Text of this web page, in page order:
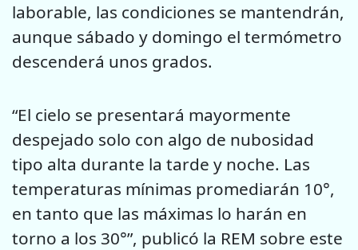
laborable, las condiciones se mantendrán,
aunque sábado y domingo el termómetro
descenderá unos grados.
“El cielo se presentará mayormente
despejado solo con algo de nubosidad
tipo alta durante la tarde y noche. Las
temperaturas mínimas promediarán 10°,
en tanto que las máximas lo harán en
torno a los 30°”, publicó la REM sobre este